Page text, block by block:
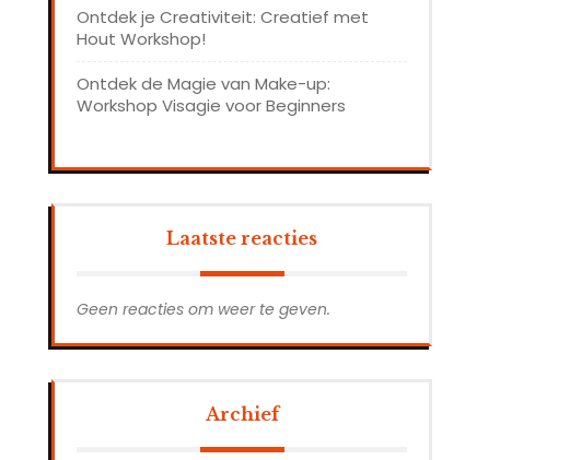
Ontdek je Creativiteit: Creatief met
Hout Workshop!
Ontdek de Magie van Make-up:
Workshop Visagie voor Beginners
Laatste reacties
Geen reacties om weer te geven.
Archief